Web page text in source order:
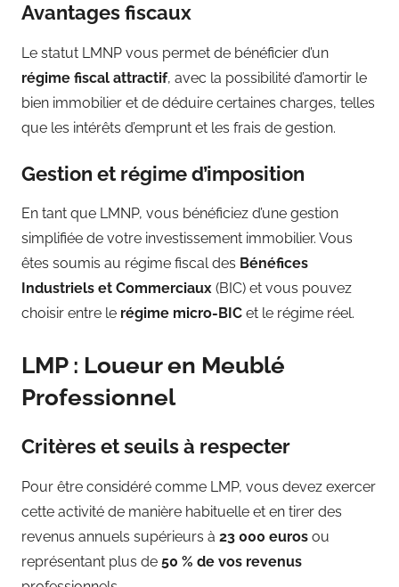
Avantages fiscaux
Le statut LMNP vous permet de bénéficier d’un
régime fiscal attractif, avec la possibilité d’amortir le
bien immobilier et de déduire certaines charges, telles
que les intérêts d’emprunt et les frais de gestion.
Gestion et régime d’imposition
En tant que LMNP, vous bénéficiez d’une gestion
simplifiée de votre investissement immobilier. Vous
êtes soumis au régime fiscal des Bénéfices
Industriels et Commerciaux (BIC) et vous pouvez
choisir entre le régime micro-BIC et le régime réel.
LMP : Loueur en Meublé
Professionnel
Critères et seuils à respecter
Pour être considéré comme LMP, vous devez exercer
cette activité de manière habituelle et en tirer des
revenus annuels supérieurs à 23 000 euros ou
représentant plus de 50 % de vos revenus